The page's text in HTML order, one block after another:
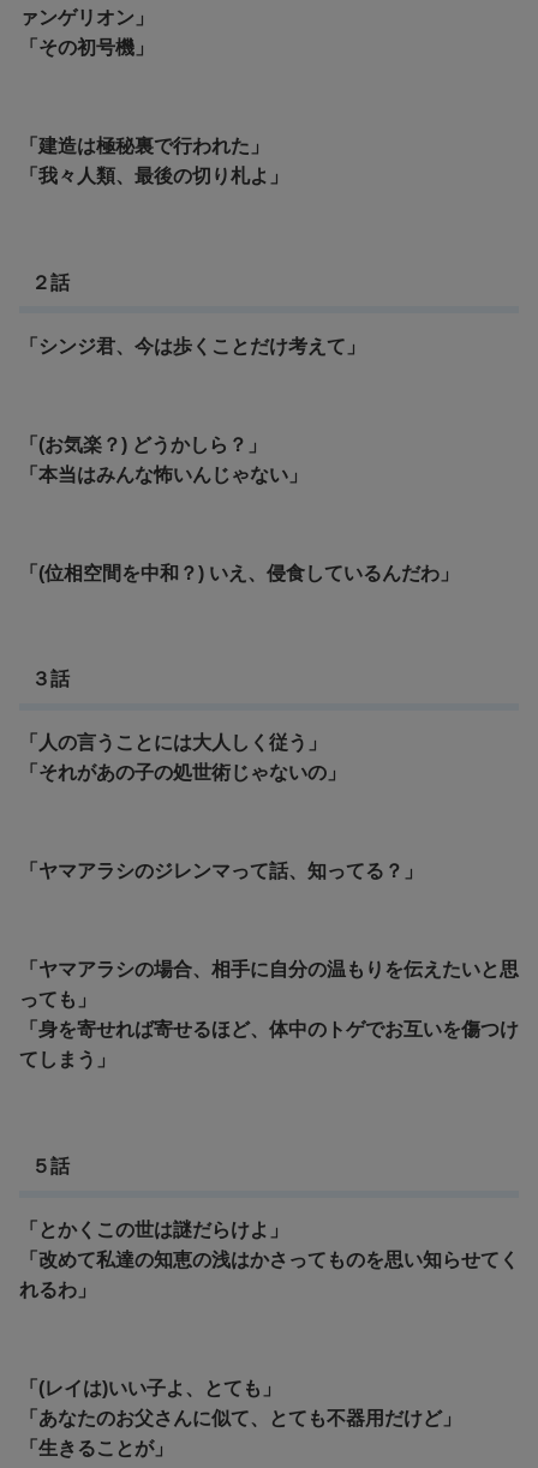
ァンゲリオン」
「その初号機」
「建造は極秘裏で行われた」
「我々人類、最後の切り札よ」
２話
「シンジ君、今は歩くことだけ考えて」
「(お気楽？) どうかしら？」
「本当はみんな怖いんじゃない」
「(位相空間を中和？) いえ、侵食しているんだわ」
３話
「人の言うことには大人しく従う」
「それがあの子の処世術じゃないの」
「ヤマアラシのジレンマって話、知ってる？」
「ヤマアラシの場合、相手に自分の温もりを伝えたいと思
っても」
「 身を寄せれば寄せるほど、体中のトゲでお互いを傷つけ
てしまう」
５話
「とかくこの世は謎だらけよ」
「改めて私達の知恵の浅はかさってものを思い知らせてく
れるわ」
「(レイは)いい子よ、とても」
「あなたのお父さんに似て、とても不器用だけど」
「生きることが」